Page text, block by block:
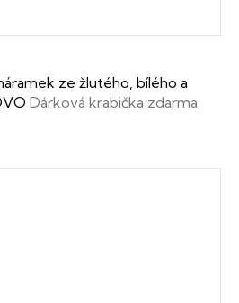
ze žlutého, bílého a
Dárková krabička zdarma